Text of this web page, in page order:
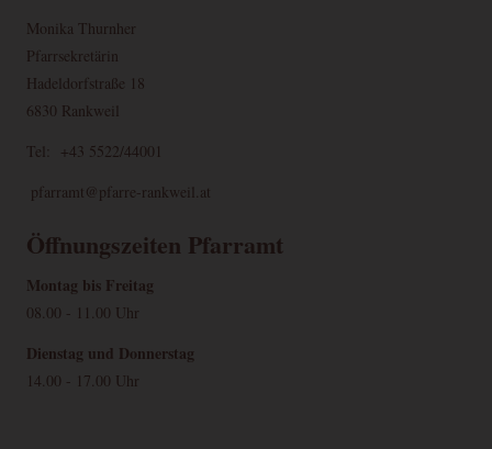
Monika Thurnher
Pfarrsekretärin
Hadeldorfstraße 18
6830 Rankweil
Tel: +43 5522/44001
pfarramt@pfarre-rankweil.at
Öffnungszeiten Pfarramt
Montag bis Freitag
08.00 - 11.00 Uhr
Dienstag und Donnerstag
14.00 - 17.00 Uhr